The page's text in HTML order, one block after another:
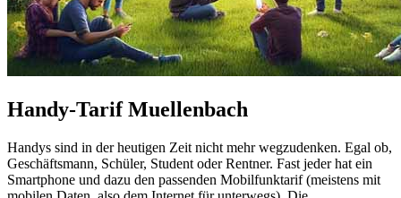
Handy-Tarif Muellenbach
Handys sind in der heutigen Zeit nicht mehr wegzudenken. Egal ob,
Geschäftsmann, Schüler, Student oder Rentner. Fast jeder hat ein
Smartphone und dazu den passenden Mobilfunktarif (meistens mit